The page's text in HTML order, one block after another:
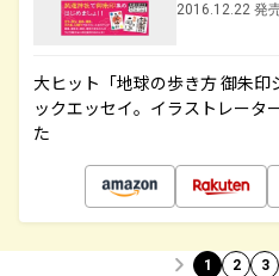
2016.12.22 発
大ヒット「地球の歩き方 御朱印
ックエッセイ。イラストレータ
た
1 2 3